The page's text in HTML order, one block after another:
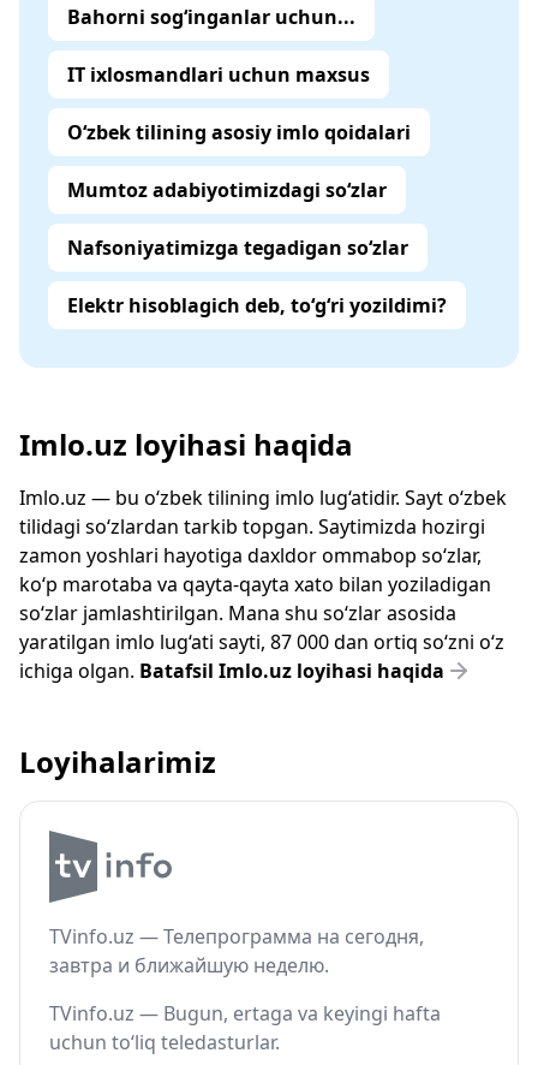
Bahorni sog‘inganlar uchun...
IT ixlosmandlari uchun maxsus
O‘zbek tilining asosiy imlo qoidalari
Mumtoz adabiyotimizdagi so‘zlar
Nafsoniyatimizga tegadigan so‘zlar
Elektr hisoblagich deb, to‘g‘ri yozildimi?
Imlo.uz loyihasi haqida
Imlo.uz — bu o‘zbek tilining imlo lug‘atidir. Sayt o‘zbek
tilidagi so‘zlardan tarkib topgan. Saytimizda hozirgi
zamon yoshlari hayotiga daxldor ommabop so‘zlar,
ko‘p marotaba va qayta-qayta xato bilan yoziladigan
so‘zlar jamlashtirilgan. Mana shu so‘zlar asosida
yaratilgan imlo lug‘ati sayti, 87 000 dan ortiq so‘zni o‘z
ichiga olgan. Batafsil Imlo.uz loyihasi haqida
Loyihalarimiz
TVinfo.uz — Телепрограмма на сегодня,
завтра и ближайшую неделю.
TVinfo.uz — Bugun, ertaga va keyingi hafta
uchun to‘liq teledasturlar.